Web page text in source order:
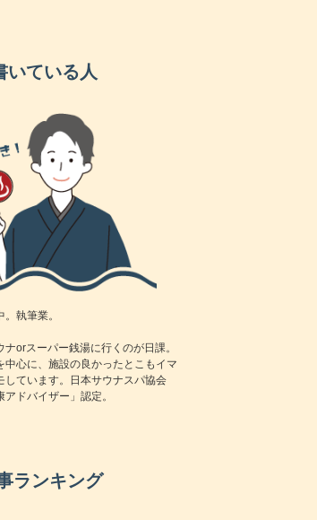
いている人
執筆業。
orスーパー銭湯に行くのが日課。
中心に、施設の良かったとこもイマ
しています。日本サウナスパ協会
アドバイザー」認定。
ランキング